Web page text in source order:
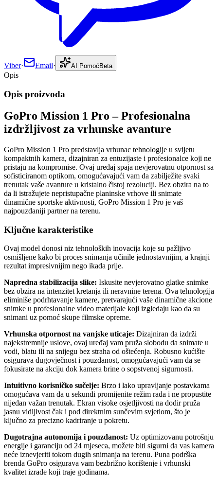
Viber· Email· AI Pomoć Beta
Opis
Opis proizvoda
GoPro Mission 1 Pro – Profesionalna
izdržljivost za vrhunske avanture
GoPro Mission 1 Pro predstavlja vrhunac tehnologije u svijetu
kompaktnih kamera, dizajniran za entuzijaste i profesionalce koji ne
pristaju na kompromise. Ovaj uređaj spaja nevjerovatnu otpornost sa
sofisticiranom optikom, omogućavajući vam da zabilježite svaki
trenutak vaše avanture u kristalno čistoj rezoluciji. Bez obzira na to
da li istražujete nepristupačne planinske vrhove ili snimate
dinamične sportske aktivnosti, GoPro Mission 1 Pro je vaš
najpouzdaniji partner na terenu.
Ključne karakteristike
Ovaj model donosi niz tehnoloških inovacija koje su pažljivo
osmišljene kako bi proces snimanja učinile jednostavnijim, a krajnji
rezultat impresivnijim nego ikada prije.
Napredna stabilizacija slike: Iskusite nevjerovatno glatke snimke
bez obzira na intenzitet kretanja ili neravnine terena. Ova tehnologija
eliminiše podrhtavanje kamere, pretvarajući vaše dinamične akcione
snimke u profesionalne video materijale koji izgledaju kao da su
snimani uz pomoć skupe filmske opreme.
Vrhunska otpornost na vanjske uticaje: Dizajniran da izdrži
najekstremnije uslove, ovaj uređaj vam pruža slobodu da snimate u
vodi, blatu ili na snijegu bez straha od oštećenja. Robusno kućište
osigurava dugovječnost i pouzdanost, omogućavajući vam da se
fokusirate na akciju dok kamera brine o sopstvenoj sigurnosti.
Intuitivno korisničko sučelje: Brzo i lako upravljanje postavkama
omogućava vam da u sekundi promijenite režim rada i ne propustite
nijedan važan trenutak. Ekran visoke osjetljivosti na dodir pruža
jasnu vidljivost čak i pod direktnim sunčevim svjetlom, što je
ključno za precizno kadriranje u pokretu.
Dugotrajna autonomija i pouzdanost: Uz optimizovanu potrošnju
energije i garanciju od 24 mjeseca, možete biti sigurni da vas kamera
neće iznevjeriti tokom dugih snimanja na terenu. Puna podrška
brenda GoPro osigurava vam bezbrižno korištenje i vrhunski
kvalitet izrade koji traje godinama.